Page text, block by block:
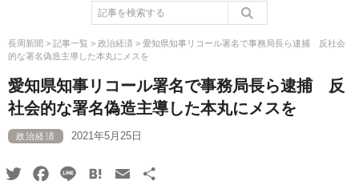
長周新聞 > 記事一覧 > 政治経済 > 愛知県知事リコール署名で事務局長ら逮捕 反社会
的な署名偽造主導した本丸にメスを
愛知県知事リコール署名で事務局長ら逮捕 反
社会的な署名偽造主導した本丸にメスを
政治経済 2021年5月25日
TwitterFacebook
Line HatenaEmail